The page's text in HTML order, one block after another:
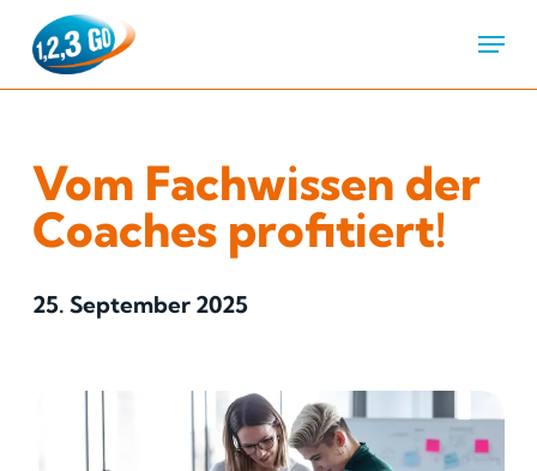
Menu
Vom Fachwissen der
Coaches profitiert!
25. September 2025